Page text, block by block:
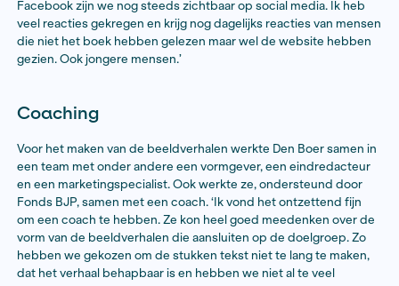
drempel kan zijn en dat een andere vertelvorm
haar verhaal bij die doelgroep te krijgen. ‘Tijdens de
voor dit boek heb ik veel beeld-, video- en
Journalistiek+-regeling kwam eigenlijk precies op het
moment om daarmee aan de slag te gaan.’
Den Boer diende een aanvraag in binnen de regeling
Journalistiek+ voor het ontwikkelen van een website
beeldverhalen die onder andere via social media
aandacht van een jongere doelgroep worden
mijn bereik veel groter’, reageert ze. ‘Kamperika.nl is